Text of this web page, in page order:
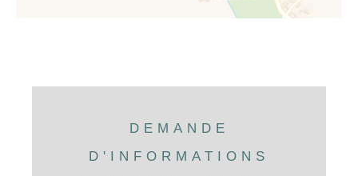
DEMANDE
D'INFORMATIONS